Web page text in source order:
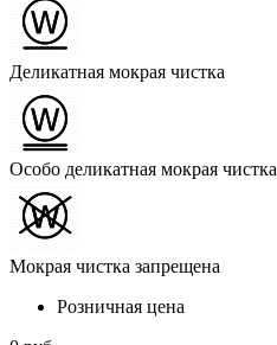
Деликатная мокрая чистка
Особо деликатная мокрая чистка
Мокрая чистка запрещена
Розничная цена